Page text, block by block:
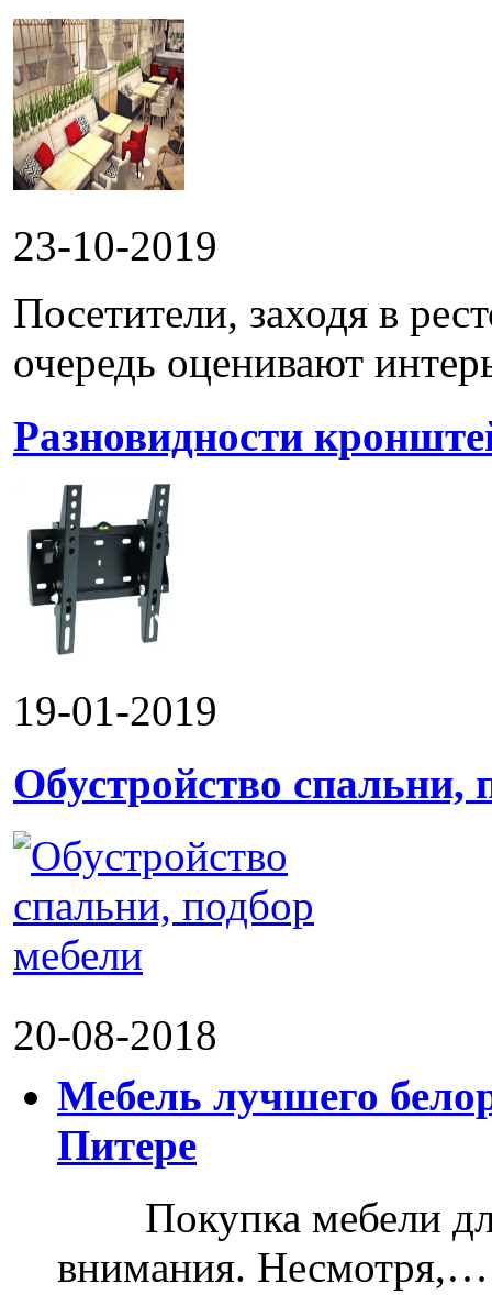
23-10-2019
Посетители, заходя в
очередь оценивают
Разновидности
19-01-2019
Обустройство спальни,
20-08-2018
Мебель лучшего
Питере
Покупка мебели для
внимания. Несмотря,…